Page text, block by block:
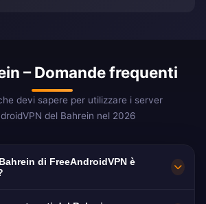
– Domande frequenti
devi sapere per utilizzare i server
del Bahrein nel 2026
di FreeAndroidVPN è